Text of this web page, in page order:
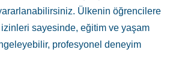
Ülkenin öğrencilere
sayesinde, eğitim ve yaşam
profesyonel deneyim